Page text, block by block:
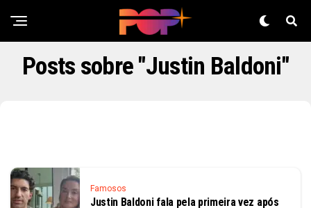
Posts sobre "Justin Baldoni"
Famosos
Justin Baldoni fala pela primeira vez após